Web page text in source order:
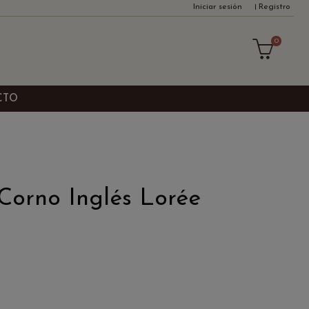
Iniciar sesión Registro
0
Inglés Lorée